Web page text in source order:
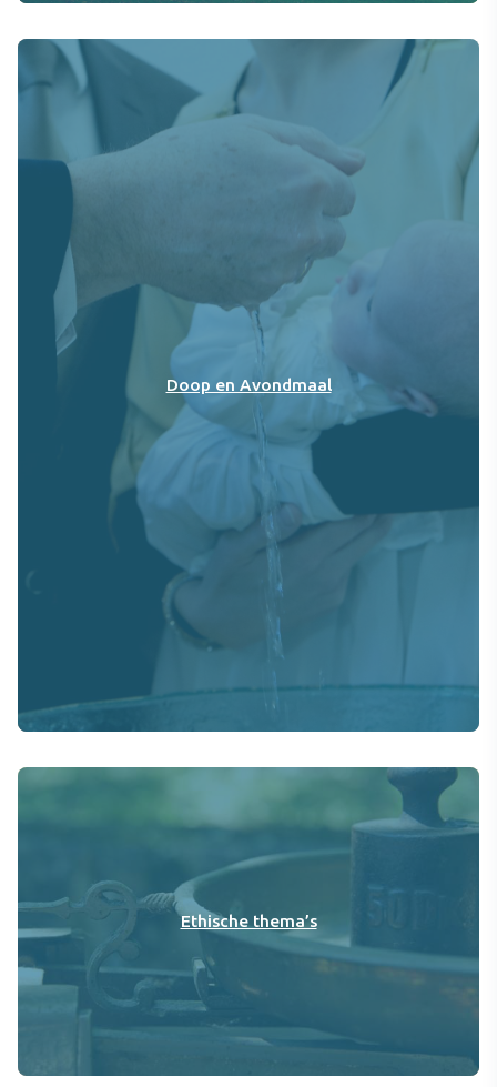
Doop en Avondmaal
Ethische thema’s